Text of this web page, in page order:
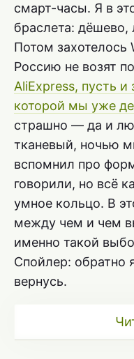
смарт-часы. Я в
браслета: дёшево,
Потом захотелось
Россию не возят
AliExpress, пусть
которой мы уже
страшно — да и
тканевый, ночью
вспомнил про
говорили, но всё
умное кольцо. В
между чем и чем
именно такой
Спойлер: обратно
вернусь.